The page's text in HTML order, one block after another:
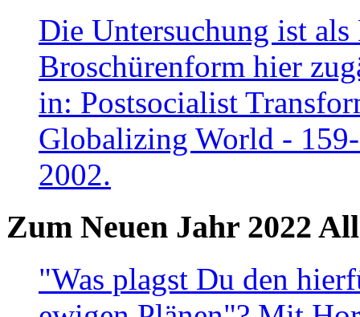
Die Untersuchung ist
Broschürenform hier
in: Postsocialist
Globalizing World -
2002.
Zum Neuen Jahr 2022
"Was plagst Du den